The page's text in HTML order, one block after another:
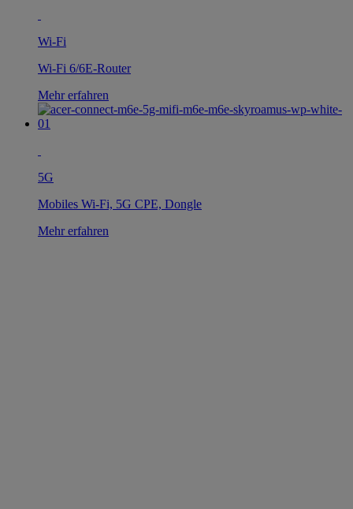
Wi-Fi
Wi-Fi 6/6E-Router
Mehr erfahren
5G
Mobiles Wi-Fi, 5G CPE, Dongle
Mehr erfahren